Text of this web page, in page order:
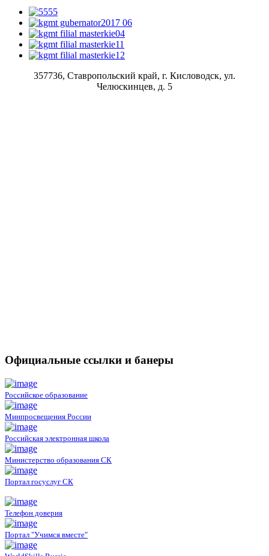
357736, Ставропольский край, г. Кисловодск, ул.
Челюскинцев, д. 5
Официальные ссылки и банеры
Российское образование
Минпросвещения России
Российская электронная школа
Министерство образования СК
Портал госуслуг СК
Телефон доверия
Портал "Учимся вместе"